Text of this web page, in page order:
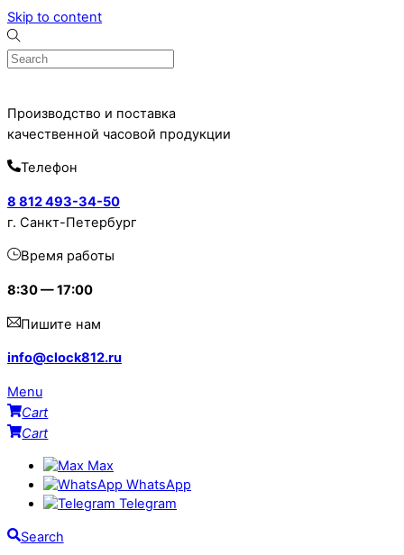
Skip to content
Производство и поставка
качественной часовой продукции
Телефон
8 812 493-34-50
г. Санкт-Петербург
Время работы
8:30 — 17:00
Пишите нам
info@clock812.ru
Menu
Cart
Cart
Max
WhatsApp
Telegram
Search